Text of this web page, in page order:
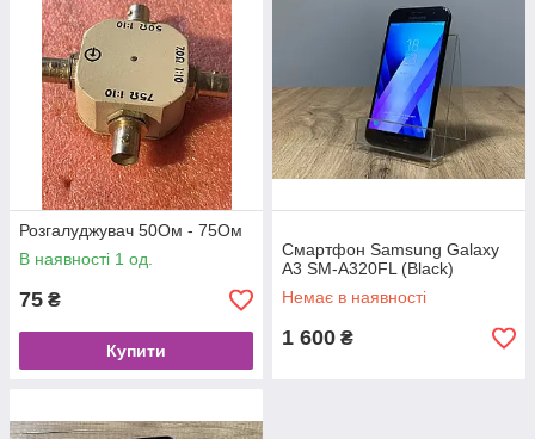
Розгалуджувач 50Ом - 75Ом
В наявності 1 од.
75 ₴
Купити
Смартфон Samsung Galaxy
A3 SM-A320FL (Black)
Немає в наявності
1 600 ₴